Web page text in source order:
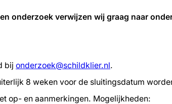
onderzoek verwijzen wij graag naar
bij onderzoek@schildklier.nl.
8 weken voor de sluitingsdatum
op- en aanmerkingen. Mogelijkheden: